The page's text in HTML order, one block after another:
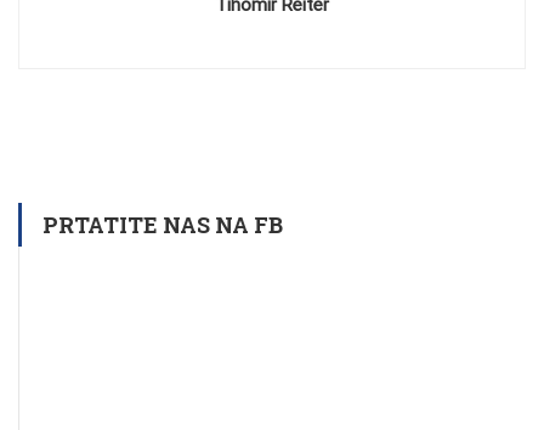
Tihomir Reiter
PRTATITE NAS NA FB